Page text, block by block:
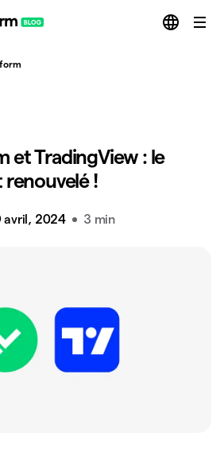
et TradingView : le
!
avril, 2024 3 min